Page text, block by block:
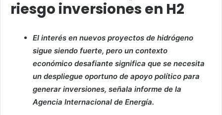
riesgo inversiones en H2
El interés en nuevos proyectos de hidrógeno
sigue siendo fuerte, pero un contexto
económico desafiante significa que se necesita
un despliegue oportuno de apoyo político para
generar inversiones, señala informe de la
Agencia Internacional de Energía.